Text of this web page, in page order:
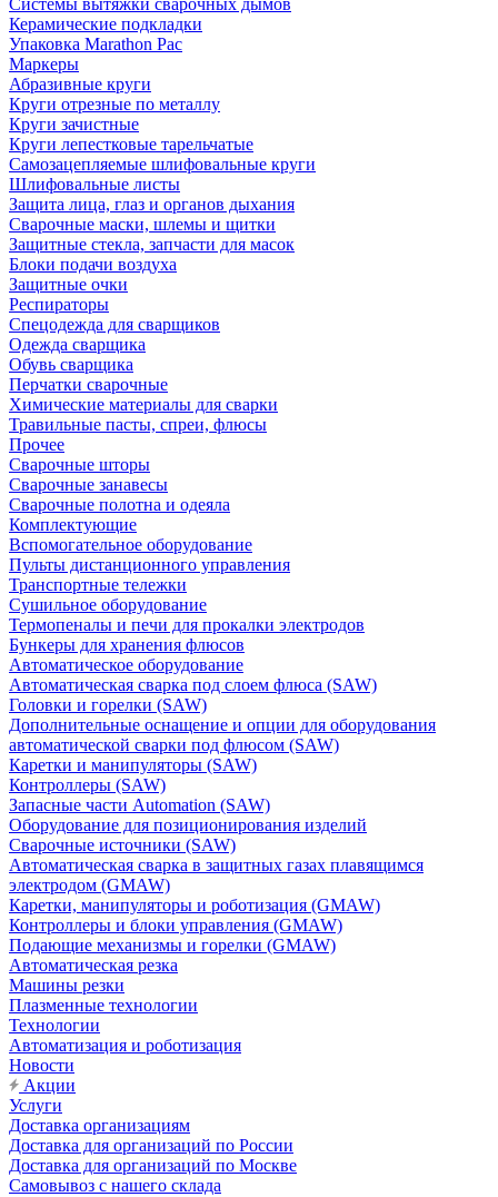
Системы вытяжки сварочных дымов
Керамические подкладки
Упаковка Marathon Pac
Маркеры
Абразивные круги
Круги отрезные по металлу
Круги зачистные
Круги лепестковые тарельчатые
Самозацепляемые шлифовальные круги
Шлифовальные листы
Защита лица, глаз и органов дыхания
Сварочные маски, шлемы и щитки
Защитные стекла, запчасти для масок
Блоки подачи воздуха
Защитные очки
Респираторы
Спецодежда для сварщиков
Одежда сварщика
Обувь сварщика
Перчатки сварочные
Химические материалы для сварки
Травильные пасты, спреи, флюсы
Прочее
Сварочные шторы
Сварочные занавесы
Сварочные полотна и одеяла
Комплектующие
Вспомогательное оборудование
Пульты дистанционного управления
Транспортные тележки
Сушильное оборудование
Термопеналы и печи для прокалки электродов
Бункеры для хранения флюсов
Автоматическое оборудование
Автоматическая сварка под слоем флюса (SAW)
Головки и горелки (SAW)
Дополнительные оснащение и опции для оборудования
автоматической сварки под флюсом (SAW)
Каретки и манипуляторы (SAW)
Контроллеры (SAW)
Запасные части Automation (SAW)
Оборудование для позиционирования изделий
Сварочные источники (SAW)
Автоматическая сварка в защитных газах плавящимся
электродом (GMAW)
Каретки, манипуляторы и роботизация (GMAW)
Контроллеры и блоки управления (GMAW)
Подающие механизмы и горелки (GMAW)
Автоматическая резка
Машины резки
Плазменные технологии
Технологии
Автоматизация и роботизация
Новости
Акции
Услуги
Доставка организациям
Доставка для организаций по России
Доставка для организаций по Москве
Самовывоз с нашего склада